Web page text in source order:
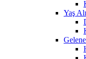
Yaş